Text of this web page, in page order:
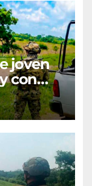
joven
con